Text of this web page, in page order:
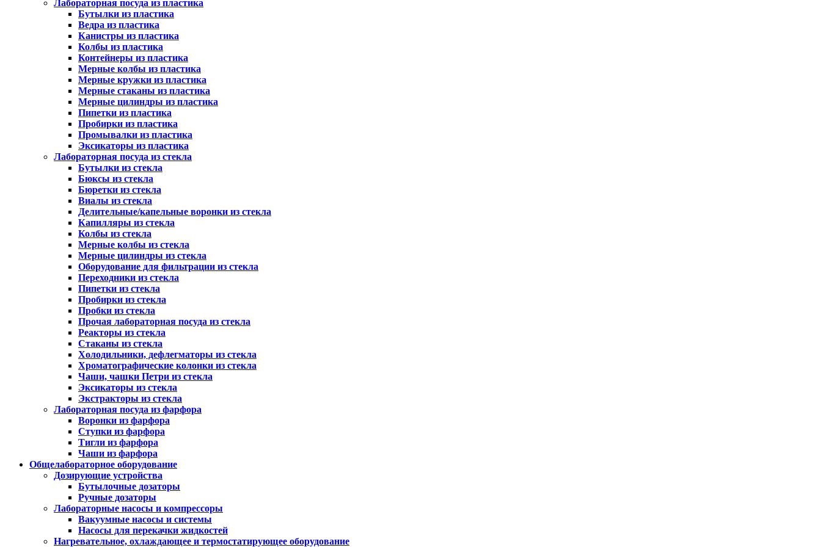
Лабораторная посуда из пластика
Бутылки из пластика
Ведра из пластика
Канистры из пластика
Колбы из пластика
Контейнеры из пластика
Мерные колбы из пластика
Мерные кружки из пластика
Мерные стаканы из пластика
Мерные цилиндры из пластика
Пипетки из пластика
Пробирки из пластика
Промывалки из пластика
Эксикаторы из пластика
Лабораторная посуда из стекла
Бутылки из стекла
Бюксы из стекла
Бюретки из стекла
Виалы из стекла
Делительные/капельные воронки из стекла
Капилляры из стекла
Колбы из стекла
Мерные колбы из стекла
Мерные цилиндры из стекла
Оборудование для фильтрации из стекла
Переходники из стекла
Пипетки из стекла
Пробирки из стекла
Пробки из стекла
Прочая лабораторная посуда из стекла
Реакторы из стекла
Стаканы из стекла
Холодильники, дефлегматоры из стекла
Хроматографические колонки из стекла
Чаши, чашки Петри из стекла
Эксикаторы из стекла
Экстракторы из стекла
Лабораторная посуда из фарфора
Воронки из фарфора
Ступки из фарфора
Тигли из фарфора
Чаши из фарфора
Общелабораторное оборудование
Дозирующие устройства
Бутылочные дозаторы
Ручные дозаторы
Лабораторные насосы и компрессоры
Вакуумные насосы и системы
Насосы для перекачки жидкостей
Нагревательное, охлаждающее и термостатирующее оборудование